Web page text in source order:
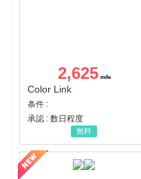
2,625
Color Link
条件 :
承認 : 数日程度
無料